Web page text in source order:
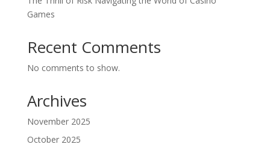
Games
Recent Comments
No comments to show.
Archives
November 2025
October 2025